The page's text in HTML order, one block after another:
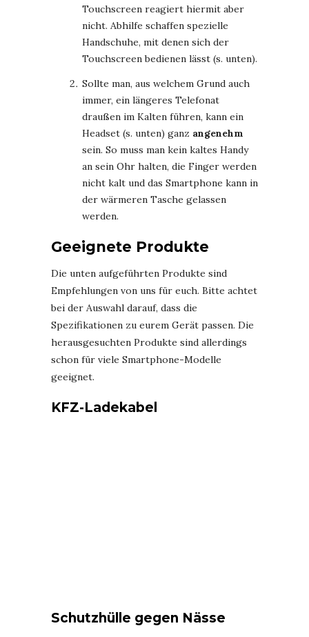
Touchscreen reagiert hiermit aber
nicht. Abhilfe schaffen spezielle
Handschuhe, mit denen sich der
Touchscreen bedienen lässt (s. unten).
Sollte man, aus welchem Grund auch
immer, ein längeres Telefonat
draußen im Kalten führen, kann ein
Headset (s. unten) ganz angenehm
sein. So muss man kein kaltes Handy
an sein Ohr halten, die Finger werden
nicht kalt und das Smartphone kann in
der wärmeren Tasche gelassen
werden.
Geeignete Produkte
Die unten aufgeführten Produkte sind
Empfehlungen von uns für euch. Bitte achtet
bei der Auswahl darauf, dass die
Spezifikationen zu eurem Gerät passen. Die
herausgesuchten Produkte sind allerdings
schon für viele Smartphone-Modelle
geeignet.
KFZ-Ladekabel
Schutzhülle gegen Nässe